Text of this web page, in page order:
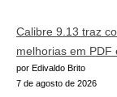
Calibre 9.13 traz
melhorias em PDF
por Edivaldo Brito
7 de agosto de 2026